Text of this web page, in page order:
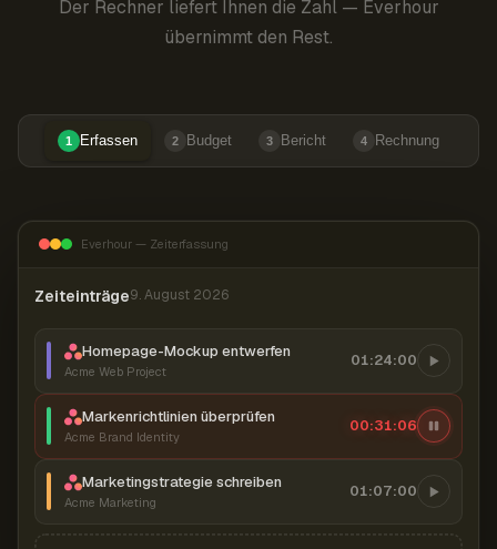
Der Rechner liefert Ihnen die Zahl — Everhour
übernimmt den Rest.
1 Erfassen 2 Budget 3 Bericht 4 Rechnung
Everhour — Zeiterfassung
Zeiteinträge9. August 2026
Homepage-Mockup entwerfen
Acme Web Project
01:24:00
Markenrichtlinien überprüfen
Acme Brand Identity
00:31:07
Marketingstrategie schreiben
Acme Marketing
01:07:00